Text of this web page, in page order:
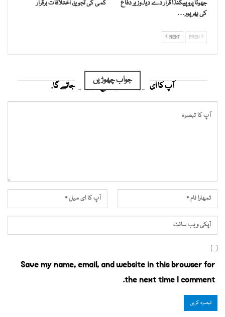
جھوٹا پروپیگنڈا قرار دے دیا، وزیر دفاع
کی بھرپور…
کمی کی تجویز، اختلافات برقرار
NEXT
جواب چھوڑیں
آپ کا ای میل ایڈریس شائع نہیں کیا جائے گا.
Save my name, email, and website in this browser for
the next time I comment.